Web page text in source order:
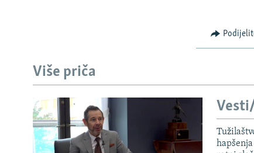
Više priča
hapšenja